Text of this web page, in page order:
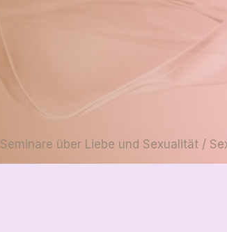
Seminare über Liebe und Sexualität /